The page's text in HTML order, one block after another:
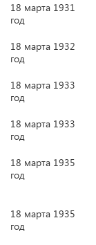
18 марта 1931
год
18 марта 1932
год
18 марта 1933
год
18 марта 1933
год
18 марта 1935
год
18 марта 1935
год